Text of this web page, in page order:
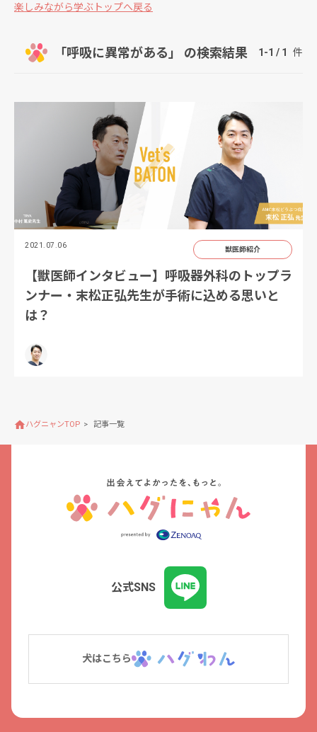
楽しみながら学ぶトップへ戻る
「呼吸に異常がある」 の検索結果 1-1 / 1 件
2021.07.06
獣医師紹介
【獣医師インタビュー】呼吸器外科のトップラ
ンナー・末松正弘先生が手術に込める思いと
は？
ハグニャンTOP 記事一覧
公式SNS
犬はこちら